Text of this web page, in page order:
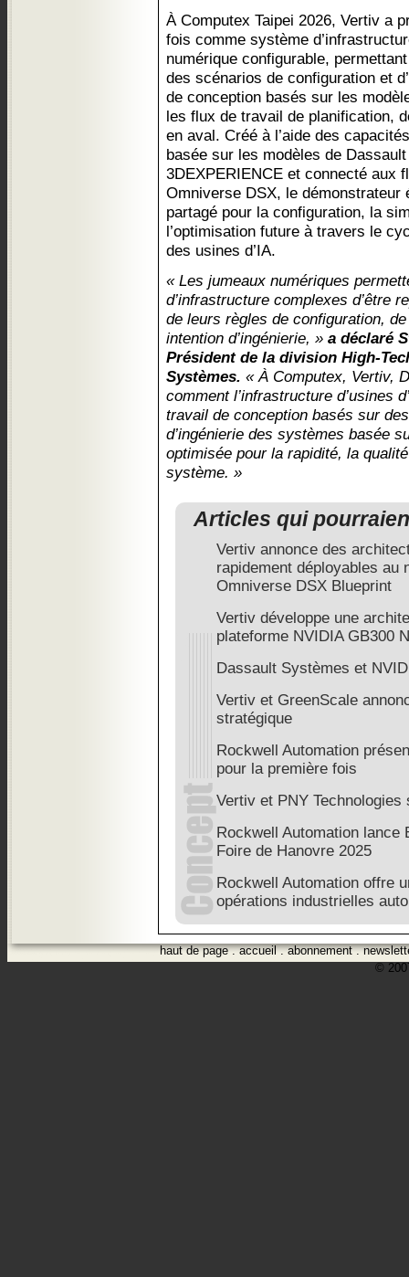
À Computex Taipei 2026, Vertiv a
fois comme système
numérique configurable,
des scénarios de configuration et
de conception basés sur les
les flux de travail de planification,
en aval. Créé à l’aide des
basée sur les modèles de
3DEXPERIENCE et connecté aux
Omniverse DSX, le démonstrateur
partagé pour la configuration, la
l’optimisation future à travers le
des usines d’IA.
« Les jumeaux numériques
d’infrastructure complexes d’être
de leurs règles de configuration,
intention d’ingénierie, » a déclaré
Président de la division High-
Systèmes. « À Computex, Vertiv,
comment l’infrastructure d’usines
travail de conception basés sur
d’ingénierie des systèmes basée
optimisée pour la rapidité, la
système. »
Articles qui
Vertiv annonce des
rapidement déployables au
Omniverse DSX Blueprint
Vertiv développe une
plateforme NVIDIA GB300
Dassault Systèmes et
Vertiv et GreenScale
stratégique
Rockwell Automation
pour la première fois
Vertiv et PNY Technologies
Rockwell Automation lance
Foire de Hanovre 2025
Rockwell Automation offre
opérations industrielles
haut de page.accueil.abonnement.
©